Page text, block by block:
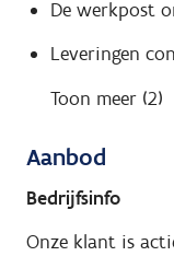
De werkpost
Leveringen
Toon meer (2)
Aanbod
Bedrijfsinfo
Onze klant is